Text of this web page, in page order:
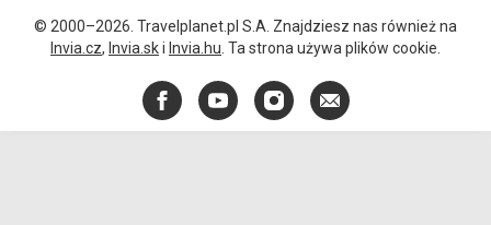
© 2000–2026. Travelplanet.pl S.A. Znajdziesz nas również na
Invia.cz, Invia.ski Invia.hu . Ta strona używa plików cookie.
FacebookYouTubeInstagram
E-
mail